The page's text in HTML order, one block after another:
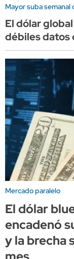
Mayor suba semanal
El dólar
débiles datos
Mercado paralelo
El dólar
encadenó
y la brecha